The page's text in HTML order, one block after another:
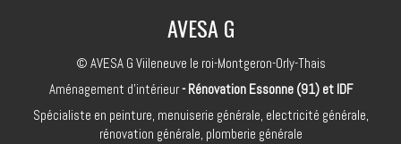
AVESA G
© AVESA G Viileneuve le roi-Montgeron-Orly-Thais
Aménagement d'intérieur- Rénovation Essonne (91) et IDF
Spécialiste en peinture, menuiserie générale, electricité générale,
rénovation générale, plomberie générale